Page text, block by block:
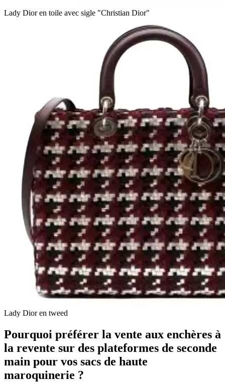
Lady Dior en toile avec sigle "Christian Dior"
Lady Dior en tweed
Pourquoi préférer la vente aux enchères à
la revente sur des plateformes de seconde
main pour vos sacs de haute
maroquinerie ?